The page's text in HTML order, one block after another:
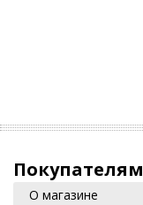
Покупателям
О магазине